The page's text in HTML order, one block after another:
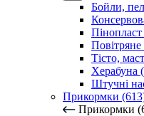
Бойли,
Повітряне
Тісто,
Херабуна
Штучні
Прикормки
Прикормки